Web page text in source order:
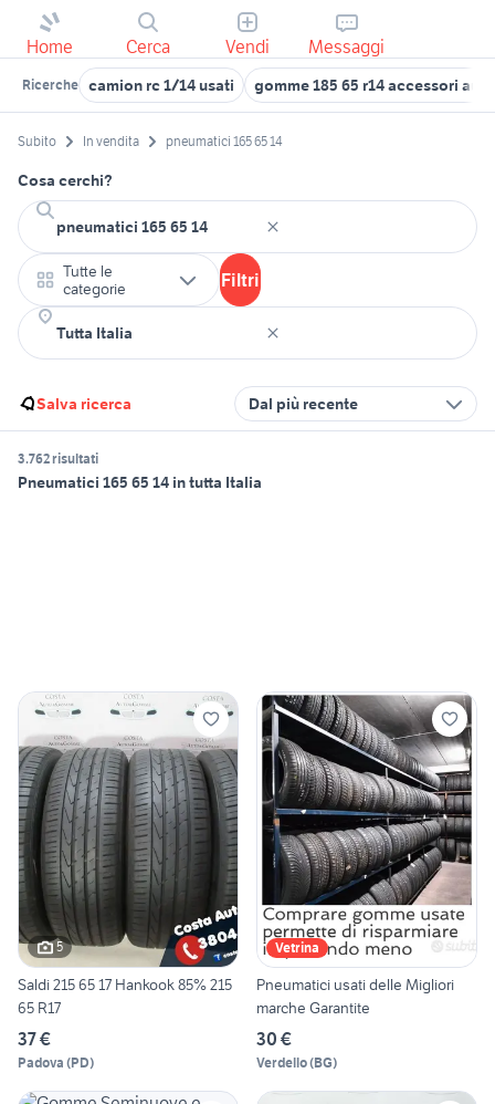
Home Cerca Vendi Messaggi
Ricerche camion rc 1/14 usati gomme 185 65 r14 accessori auto
Subito In vendita pneumatici 165 65 14
Cosa cerchi?
Tutte le
categorie
Filtri
Salva ricerca Dal più recente
3.762 risultati
Pneumatici 165 65 14 in tutta Italia
5
Saldi 215 65 17 Hankook 85% 215
65 R17
37 €
Padova (PD)
Vetrina
Pneumatici usati delle Migliori
marche Garantite
30 €
Verdello(BG)